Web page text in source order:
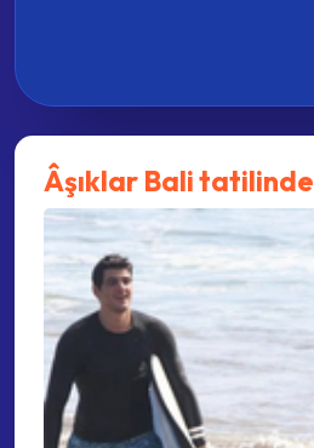
Âşıklar Bali tatilinde